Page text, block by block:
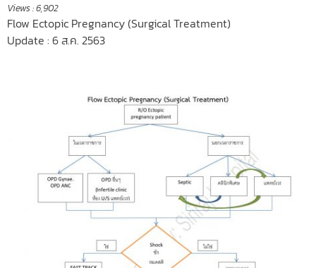
Views :6,902
Flow Ectopic Pregnancy (Surgical Treatment)
Update : 6 ส.ค. 2563